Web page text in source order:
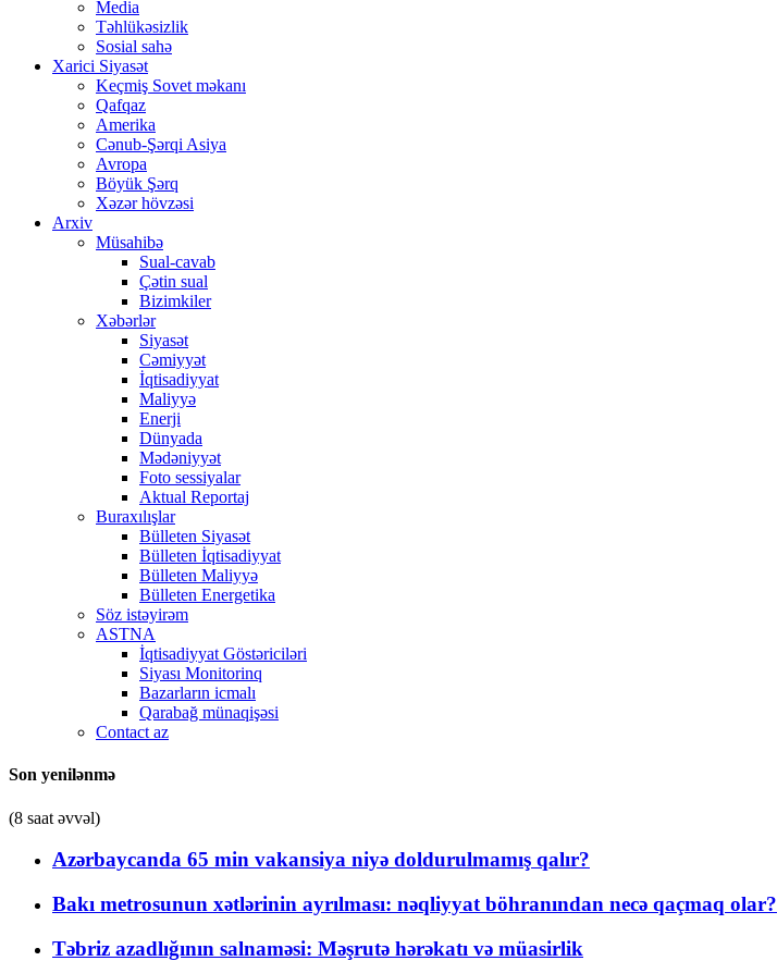
Media
Təhlükəsizlik
Sosial sahə
Xarici Siyasət
Keçmiş Sovet məkanı
Qafqaz
Amerika
Cənub-Şərqi Asiya
Avropa
Böyük Şərq
Xəzər hövzəsi
Arxiv
Müsahibə
Sual-cavab
Çətin sual
Bizimkiler
Xəbərlər
Siyasət
Cəmiyyət
İqtisadiyyat
Maliyyə
Enerji
Dünyada
Mədəniyyət
Foto sessiyalar
Aktual Reportaj
Buraxılışlar
Bülleten Siyasət
Bülleten İqtisadiyyat
Bülleten Maliyyə
Bülleten Energetika
Söz istəyirəm
ASTNA
İqtisadiyyat Göstəriciləri
Siyası Monitorinq
Bazarların icmalı
Qarabağ münaqişəsi
Contact az
Son yenilənmə
(8 saat əvvəl)
Azərbaycanda 65 min vakansiya niyə doldurulmamış qalır?
Bakı metrosunun xətlərinin ayrılması: nəqliyyat böhranından necə qaçmaq olar?
Təbriz azadlığının salnaməsi: Məşrutə hərəkatı və müasirlik